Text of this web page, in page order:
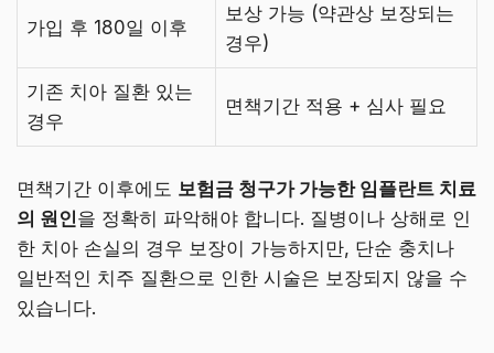
가입 후 180일 이후
보상 가능 (약관상 보장되는
경우)
기존 치아 질환 있는
경우
면책기간 적용 + 심사 필요
면책기간 이후에도 보험금 청구가 가능한 임플란트 치료
의 원인을 정확히 파악해야 합니다. 질병이나 상해로 인
한 치아 손실의 경우 보장이 가능하지만, 단순 충치나
일반적인 치주 질환으로 인한 시술은 보장되지 않을 수
있습니다.